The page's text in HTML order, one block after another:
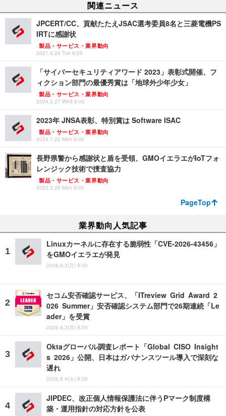
関連ニュース
JPCERT/CC、貢献たたえJSAC選考委員8名と三菱電機PS
IRTに感謝状
製品・サービス・業界動向
2021.6.29 Tue 8:05
「サイバーセキュリティアワード 2023」表彰式開催、フ
ィクション部門の最優秀賞は「地球外少年少女」
製品・サービス・業界動向
2024.3.27 Wed 8:00
2023年 JNSA表彰、特別賞は Software ISAC
製品・サービス・業界動向
2024.1.22 Mon 8:00
長野県警から感謝状と盾を受領、GMOイエラエがIoTフォ
レンジック技術で捜査協力
製品・サービス・業界動向
2023.5.29 Mon 8:00
PageTop
業界動向人気記事
Linuxカーネルに存在する脆弱性「CVE-2026-43456」
をGMOイエラエが発見
2026.8.3(月) 8:00
セコム安否確認サービス、「ITreview Grid Award 2
026 Summer」安否確認システム部門で26期連続「Le
ader」を受賞
2026.8.3(月) 8:00
Oktaグローバル調査レポート「Global CISO Insight
s 2026」公開、日本はガバナンスツール導入で深刻な
遅れ
2026.8.4(火) 8:00
JIPDEC、改正個人情報保護法に伴うPマーク制度構
築・運用指針の対応方針を公表